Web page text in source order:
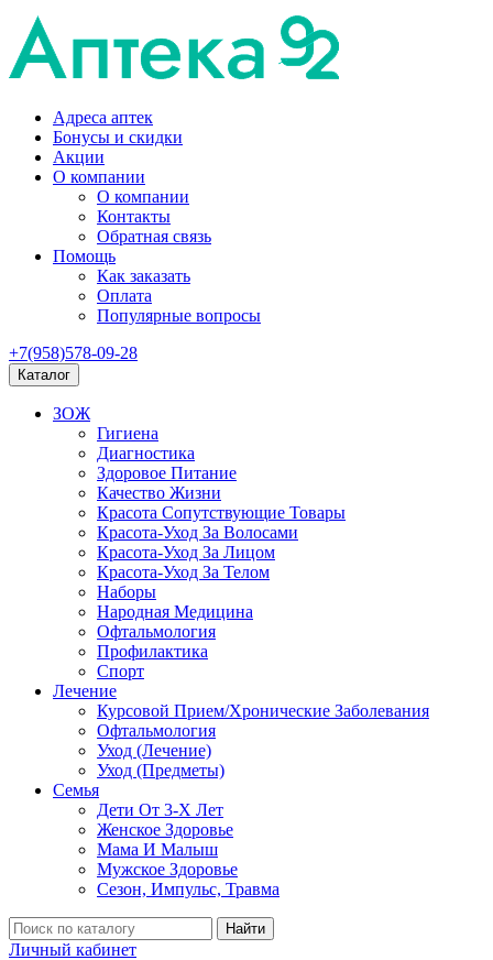
Адреса аптек
Бонусы и скидки
Акции
О компании
О компании
Контакты
Обратная связь
Помощь
Как заказать
Оплата
Популярные вопросы
+7(958)578-09-28
Каталог
ЗОЖ
Гигиена
Диагностика
Здоровое Питание
Качество Жизни
Красота Сопутствующие Товары
Красота-Уход За Волосами
Красота-Уход За Лицом
Красота-Уход За Телом
Наборы
Народная Медицина
Офтальмология
Профилактика
Спорт
Лечение
Курсовой Прием/Хронические Заболевания
Офтальмология
Уход (Лечение)
Уход (Предметы)
Семья
Дети От 3-Х Лет
Женское Здоровье
Мама И Малыш
Мужское Здоровье
Сезон, Импульс, Травма
Найти
Личный кабинет